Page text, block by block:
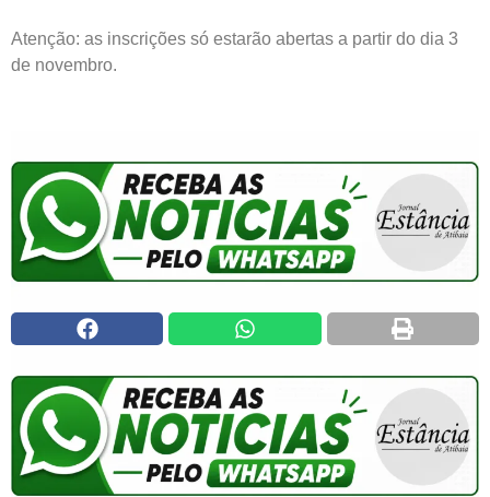
Atenção: as inscrições só estarão abertas a partir do dia 3
de novembro.